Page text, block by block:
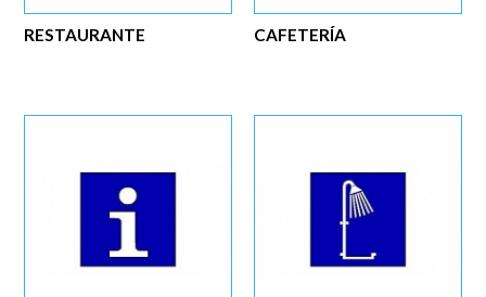
CAFETERÍA
RESTAURANTE